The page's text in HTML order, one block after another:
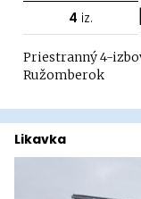
4 iz. |
Priestranný 4-
Ružomberok
Likavka